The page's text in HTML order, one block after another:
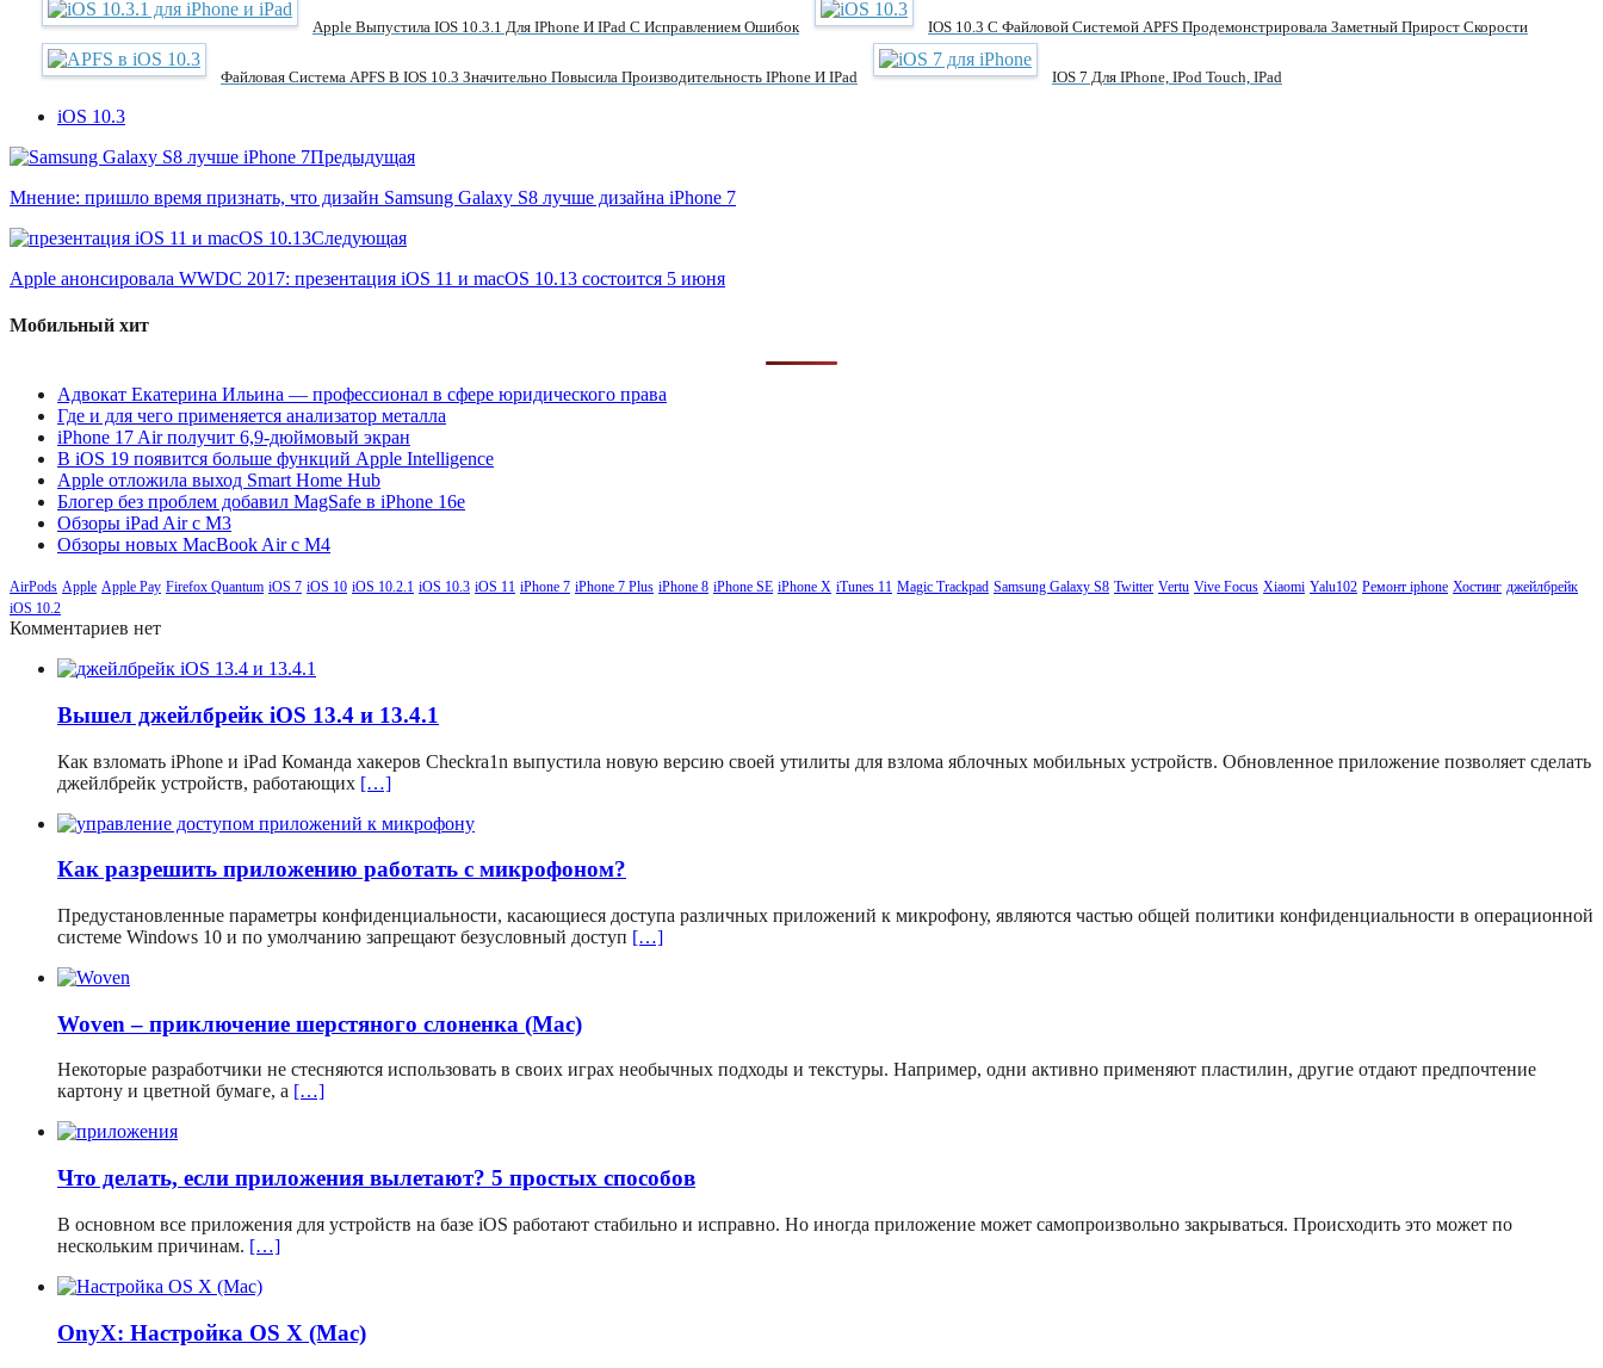
Apple Выпустила IOS 10.3.1 Для IPhone И IPad С Исправлением Ошибок IOS 10.3 С Файловой Системой APFS Продемонстрировала Заметный Прирост Скорости
Файловая Система APFS В IOS 10.3 Значительно Повысила Производительность IPhone И IPad IOS 7 Для IPhone, IPod Touch, IPad
iOS 10.3
Предыдущая
Мнение: пришло время признать, что дизайн Samsung Galaxy S8 лучше дизайна iPhone 7
Следующая
Apple анонсировала WWDC 2017: презентация iOS 11 и macOS 10.13 состоится 5 июня
Мобильный хит
Адвокат Екатерина Ильина — профессионал в сфере юридического права
Где и для чего применяется анализатор металла
iPhone 17 Air получит 6,9-дюймовый экран
В iOS 19 появится больше функций Apple Intelligence
Apple отложила выход Smart Home Hub
Блогер без проблем добавил MagSafe в iPhone 16e
Обзоры iPad Air с M3
Обзоры новых MacBook Air с M4
AirPods Apple Apple Pay Firefox Quantum iOS 7 iOS 10 iOS 10.2.1 iOS 10.3 iOS 11 iPhone 7 iPhone 7 Plus iPhone 8 iPhone SE iPhone X iTunes 11 Magic Trackpad Samsung Galaxy S8 Twitter Vertu Vive Focus Xiaomi Yalu102 Ремонт iphone Хостинг джейлбрейк
iOS 10.2
Комментариев нет
Вышел джейлбрейк iOS 13.4 и 13.4.1
Как взломать iPhone и iPad Команда хакеров Checkra1n выпустила новую версию своей утилиты для взлома яблочных мобильных устройств. Обновленное приложение позволяет сделать
джейлбрейк устройств, работающих […]
Как разрешить приложению работать с микрофоном?
Предустановленные параметры конфиденциальности, касающиеся доступа различных приложений к микрофону, являются частью общей политики конфиденциальности в операционной
системе Windows 10 и по умолчанию запрещают безусловный доступ […]
Woven – приключение шерстяного слоненка (Mac)
Некоторые разработчики не стесняются использовать в своих играх необычных подходы и текстуры. Например, одни активно применяют пластилин, другие отдают предпочтение
картону и цветной бумаге, а […]
Что делать, если приложения вылетают? 5 простых способов
В основном все приложения для устройств на базе iOS работают стабильно и исправно. Но иногда приложение может самопроизвольно закрываться. Происходить это может по
нескольким причинам. […]
OnyX: Настройка OS X (Mac)